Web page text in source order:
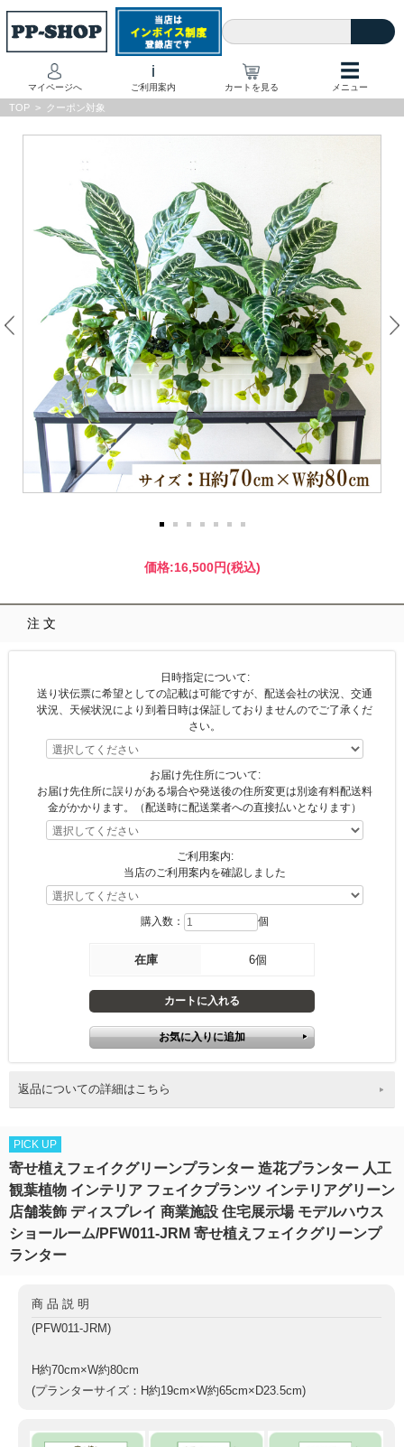
マイページへ
i
ご利用案内 カートを見る
☰
メニュー
TOP > クーポン対象
価格:16,500円(税込)
注文
日時指定について:
送り状伝票に希望としての記載は可能ですが、配送会社の状況、交通
状況、天候状況により到着日時は保証しておりませんのでご了承くだ
さい。
お届け先住所について:
お届け先住所に誤りがある場合や発送後の住所変更は別途有料配送料
金がかかります。（配送時に配送業者への直接払いとなります）
ご利用案内:
当店のご利用案内を確認しました
購入数： 個
在庫 6個
返品についての詳細はこちら
PICK UP
寄せ植えフェイクグリーンプランター 造花プランター 人工
観葉植物 インテリア フェイクプランツ インテリアグリーン
店舗装飾 ディスプレイ 商業施設 住宅展示場 モデルハウス
ショールーム/PFW011-JRM 寄せ植えフェイクグリーンプ
ランター
商品説明
(PFW011-JRM)
H約70cm×W約80cm
(プランターサイズ：H約19cm×W約65cm×D23.5cm)